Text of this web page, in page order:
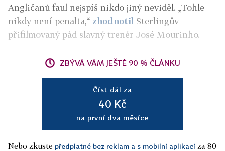
Angličanů faul nejspíš nikdo jiný neviděl. „Tohle
nikdy není penalta,“ zhodnotil Sterlingův
přifilmovaný pád slavný trenér José Mourinho.
ZBÝVÁ VÁM JEŠTĚ 90 % ČLÁNKU
Číst dál za
40 Kč
na první dva měsíce
Nebo zkuste předplatné bez reklam a s mobilní aplikací za 80